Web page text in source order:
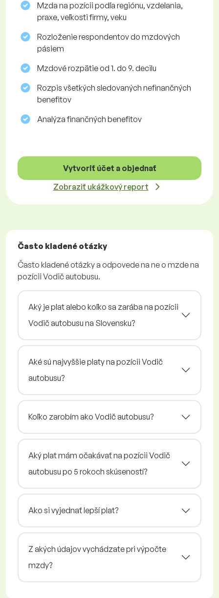
Mzda na pozícii podľa regiónu, vzdelania,
praxe, veľkosti firmy, veku
Rozloženie respondentov do mzdových
pásiem
Mzdové rozpätie od 1. do 9. decilu
Rozpis všetkých sledovaných nefinančných
benefitov
Analýza finančných benefitov
Vytvoriť účet a objednať
Zobraziť ukážkový report
Často kladené otázky
Často kladené otázky a odpovede na ne o mzde na
pozícii Vodič autobusu.
Aký je plat alebo koľko sa zarába na pozícii
Vodič autobusu na Slovensku?
Aké sú najvyššie platy na pozícii Vodič
autobusu?
Koľko zarobím ako Vodič autobusu?
Aký plat mám očakávať na pozícii Vodič
autobusu po 5 rokoch skúseností?
Ako si vyjednať lepší plat?
Z akých údajov vychádzate pri výpočte
mzdy?